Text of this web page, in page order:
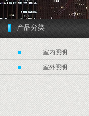
产品分类
室内照明
室外照明